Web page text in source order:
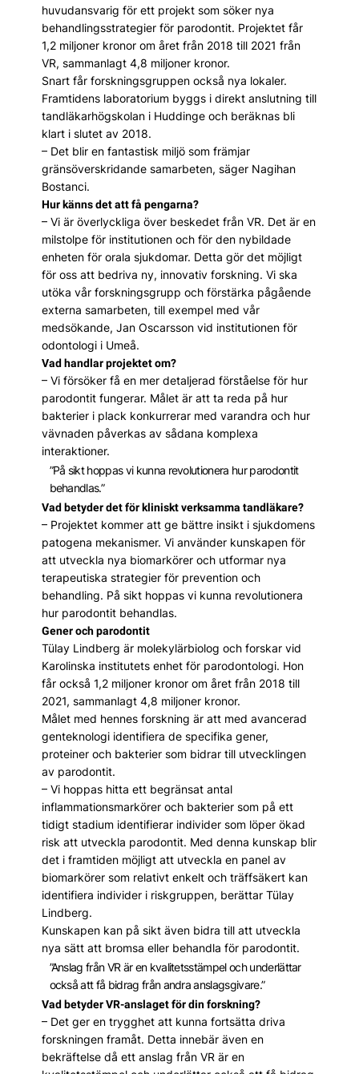
huvudansvarig för ett projekt som söker nya
behandlingsstrategier för parodontit. Projektet får
1,2 miljoner kronor om året från 2018 till 2021 från
VR, sammanlagt 4,8 miljoner kronor.
Snart får forskningsgruppen också nya lokaler.
Framtidens laboratorium byggs i direkt anslutning till
tandläkarhögskolan i Huddinge och beräknas bli
klart i slutet av 2018.
– Det blir en fantastisk miljö som främjar
gränsöverskridande samarbeten, säger Nagihan
Bostanci.
Hur känns det att få pengarna?
– Vi är överlyckliga över beskedet från VR. Det är en
milstolpe för institutionen och för den nybildade
enheten för orala sjukdomar. Detta gör det möjligt
för oss att bedriva ny, innovativ forskning. Vi ska
utöka vår forskningsgrupp och förstärka pågående
externa samarbeten, till exempel med vår
medsökande, Jan Oscarsson vid institutionen för
odontologi i Umeå.
Vad handlar projektet om?
– Vi försöker få en mer detaljerad förståelse för hur
parodontit fungerar. Målet är att ta reda på hur
bakterier i plack konkurrerar med varandra och hur
vävnaden påverkas av sådana komplexa
interaktioner.
”På sikt hoppas vi kunna revolutionera hur parodontit
behandlas.”
Vad betyder det för kliniskt verksamma tandläkare?
– Projektet kommer att ge bättre insikt i sjukdomens
patogena mekanismer. Vi använder kunskapen för
att utveckla nya biomarkörer och utformar nya
terapeutiska strategier för prevention och
behandling. På sikt hoppas vi kunna revolutionera
hur parodontit behandlas.
Gener och parodontit
Tülay Lindberg är molekylärbiolog och forskar vid
Karolinska institutets enhet för parodontologi. Hon
får också 1,2 miljoner kronor om året från 2018 till
2021, sammanlagt 4,8 miljoner kronor.
Målet med hennes forskning är att med avancerad
genteknologi identifiera de specifika gener,
proteiner och bakterier som bidrar till utvecklingen
av parodontit.
– Vi hoppas hitta ett begränsat antal
inflammationsmarkörer och bakterier som på ett
tidigt stadium identifierar individer som löper ökad
risk att utveckla parodontit. Med denna kunskap blir
det i framtiden möjligt att utveckla en panel av
biomarkörer som relativt enkelt och träffsäkert kan
identifiera individer i riskgruppen, berättar Tülay
Lindberg.
Kunskapen kan på sikt även bidra till att utveckla
nya sätt att bromsa eller behandla för parodontit.
”Anslag från VR är en kvalitetsstämpel och underlättar
också att få bidrag från andra anslagsgivare.”
Vad betyder VR-anslaget för din forskning?
– Det ger en trygghet att kunna fortsätta driva
forskningen framåt. Detta innebär även en
bekräftelse då ett anslag från VR är en